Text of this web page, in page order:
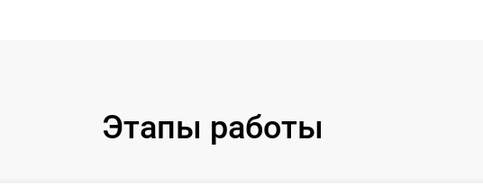
Этапы работы